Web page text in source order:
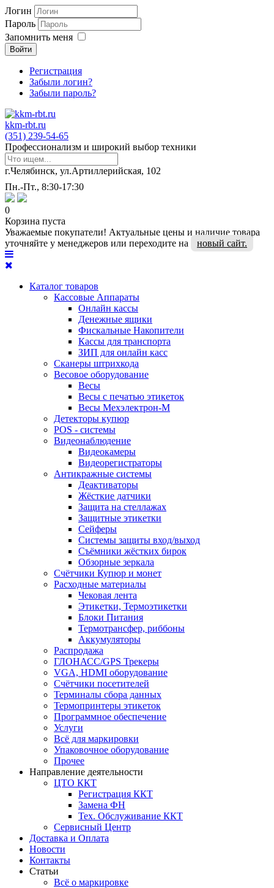
Логин
Пароль
Запомнить меня
Войти
Регистрация
Забыли логин?
Забыли пароль?
kkm-rbt.ru
(351) 239-54-65
Профессионализм и широкий выбор техники
г.Челябинск, ул.Артиллерийская, 102
Пн.-Пт., 8:30-17:30
0
Корзина пуста
Уважаемые покупатели! Актуальные цены и наличие товара
уточняйте у менеджеров или переходите на
новый сайт.
Каталог товаров
Кассовые Аппараты
Онлайн кассы
Денежные ящики
Фискальные Накопители
Кассы для транспорта
ЗИП для онлайн касс
Сканеры штрихкода
Весовое оборудование
Весы
Весы с печатью этикеток
Весы Мехэлектрон-М
Детекторы купюр
POS - системы
Видеонаблюдение
Видеокамеры
Видеорегистраторы
Антикражные системы
Деактиваторы
Жёсткие датчики
Защита на стеллажах
Защитные этикетки
Сейферы
Системы защиты вход/выход
Съёмники жёстких бирок
Обзорные зеркала
Счётчики Купюр и монет
Расходные материалы
Чековая лента
Этикетки, Термоэтикетки
Блоки Питания
Термотрансфер, риббоны
Аккумуляторы
Распродажа
ГЛОНАСС/GPS Трекеры
VGA, HDMI оборудование
Счётчики посетителей
Терминалы сбора данных
Термопринтеры этикеток
Программное обеспечение
Услуги
Всё для маркировки
Упаковочное оборудование
Прочее
Направление деятельности
ЦТО ККТ
Регистрация ККТ
Замена ФН
Тех. Обслуживание ККТ
Сервисный Центр
Доставка и Оплата
Новости
Контакты
Статьи
Всё о маркировке